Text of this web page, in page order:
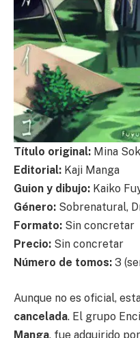
Título original: Mina
Editorial: Kaji Manga
Guion y dibujo: Kaiko
Género: Sobrenatural,
Formato: Sin concretar
Precio: Sin concretar
Número de tomos: 3
Aunque no es oficial,
cancelada. El grupo
Manga, fue adquirido